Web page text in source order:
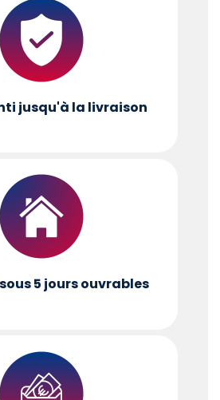
jusqu'à la livraison
5 jours ouvrables